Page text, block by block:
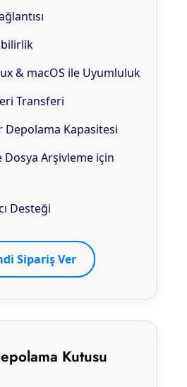
& macOS ile Uyumluluk
Transferi
Depolama Kapasitesi
Dosya Arşivleme için
Desteği
Sipariş Ver
Kutusu